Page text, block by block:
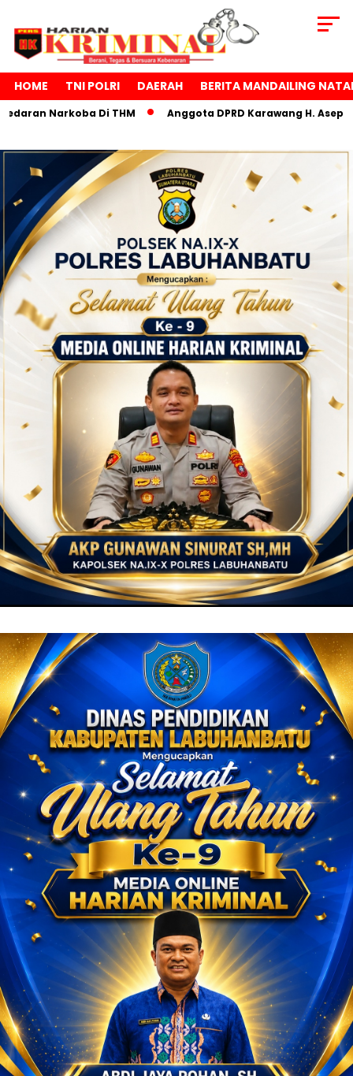
HOME TNI POLRI DAERAH BERITA MANDAILING
Di THM Anggota DPRD Karawang H. Asep Junaedi